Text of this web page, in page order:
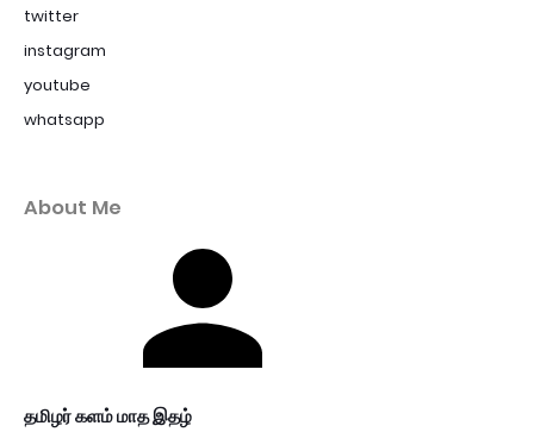
twitter
instagram
youtube
whatsapp
About Me
தமிழர் களம் மாத இதழ்